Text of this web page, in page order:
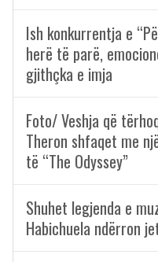
Ish konkurrentja e
herë të parë,
gjithçka e imja
Foto/ Veshja që
Theron shfaqet me
të “The Odyssey”
Shuhet legjenda e
Habichuela ndërron